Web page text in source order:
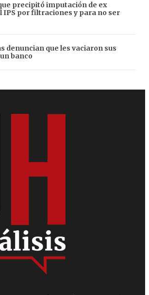
precipitó imputación de ex
IPS por filtraciones y para no ser
denuncian que les vaciaron sus
banco